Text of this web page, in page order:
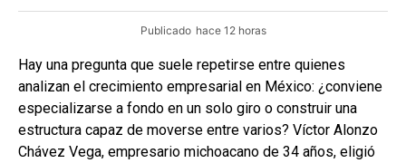
Publicado hace 12 horas
Hay una pregunta que suele repetirse entre quienes
analizan el crecimiento empresarial en México: ¿conviene
especializarse a fondo en un solo giro o construir una
estructura capaz de moverse entre varios? Víctor Alonzo
Chávez Vega, empresario michoacano de 34 años, eligió